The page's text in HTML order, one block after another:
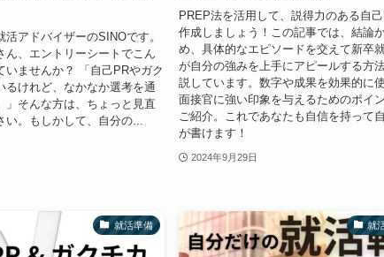
活アドバイザーのSINOです。
ん、エントリーシートでこん
いませんか？ 「自己PRやガク
るけれど、なかなか選考を通
そんな方は、ちょっと見直
い。もしかして、自分の...
PREP法を活用して、説得力のある自
作成しましょう！この記事では、結論
め、具体的なエピソードを交えて新卒
が自分の強みを上手にアピールする方
説しています。数字や成果を効果的に使
面接官に強い印象を与えるためのポイ
ご紹介。これであなたも自信を持って
が書けます！
2024年9月29日
就活準備 就